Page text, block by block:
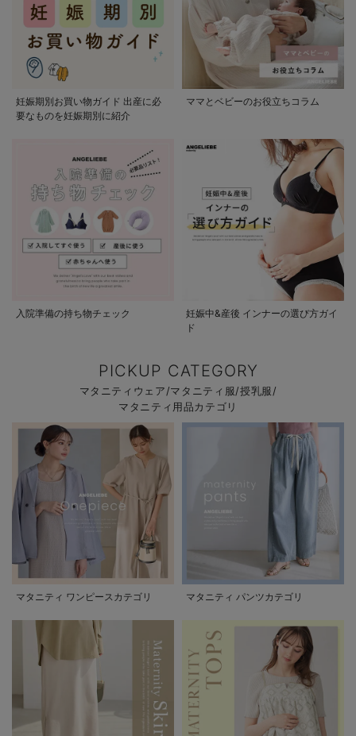
妊娠期別お買い物ガイド 出産に必
要なものを妊娠期別に紹介
ママとベビーのお役立ちコラム
入院準備の持ち物チェック
妊娠中&産後 インナーの選び方ガイ
ド
PICKUP CATEGORY
マタニティウェア/マタニティ服/授乳服/
マタニティ用品カテゴリ
マタニティ ワンピースカテゴリ マタニティ パンツカテゴリ